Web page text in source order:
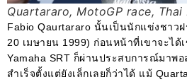
Quartararo, MotoGP race, Thai
Fabio Qaurtararo นั้นเป็นนักแข่งชาว
20 เมษายน 1999) ก่อนหน้าที่เขาจะได้
Yamaha SRT ก็ผ่านประสบการณ์มาพ
สำเร็จตั้งแต่ยังเล็กเลยก็ว่าได้ แม้